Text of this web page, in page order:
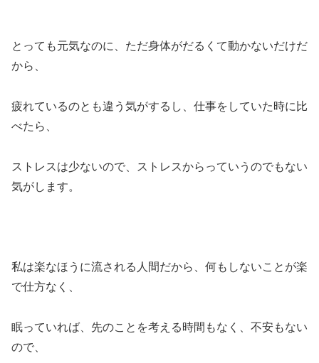
とっても元気なのに、ただ身体がだるくて動かないだけだ
から、
疲れているのとも違う気がするし、仕事をしていた時に比
べたら、
ストレスは少ないので、ストレスからっていうのでもない
気がします。
私は楽なほうに流される人間だから、何もしないことが楽
で仕方なく、
眠っていれば、先のことを考える時間もなく、不安もない
ので、